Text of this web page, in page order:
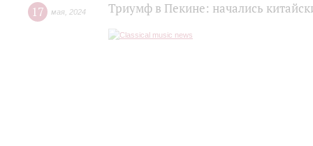
17 мая 2024 Триумф в Пекине: начались